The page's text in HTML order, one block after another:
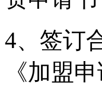
4、签订
《加盟